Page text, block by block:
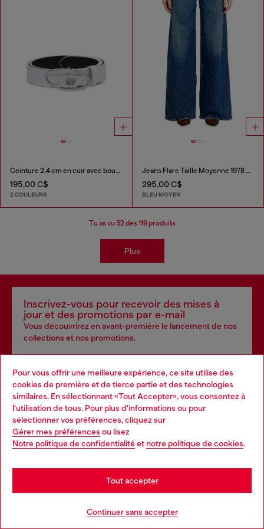
Pour vous offrir une meilleure expérience, ce site utilise des
cookies de première et de tierce partie et des technologies
similaires. En sélectionnant «Tout Accepter», vous consentez à
l'utilisation de tous. Pour plus d'informations ou pour
sélectionner vos préférences, cliquez sur
Gérer mes préférences ou lisez
Notre politique de confidentialitéet notre politique de cookies.
Continuer sans accepter
Tout accepter
Ceinture 2.4 cm en cuir avec boucle Oval D émaillée
195,00 C$
2 COULEURS
Jeans Flare Taille Moyenne 1978 D-Akemi
295,00 C$
BLEU MOYEN
Tu as vu 52des 119 produits
Plus
Inscrivez-vous pour recevoir des mises à
jour et des promotions par e-mail
Vous découvrirez en avant-première le lancement de nos
collections et nos promotions.
Homme Femme Non spécifié
Subscribe
d’adhésion. Faites partie d’une communauté mondiale et
Choose your location
You are currently browsing Canada website, but it seems you
may be based in United States